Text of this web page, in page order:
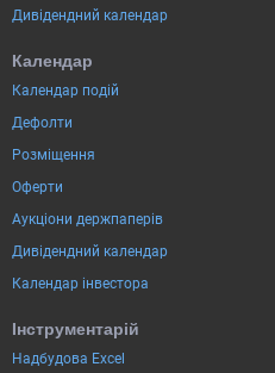
Дивідендний календар
Календар
Календар подій
Дефолти
Розміщення
Оферти
Аукціони держпаперів
Дивідендний календар
Календар інвестора
Інструментарій
Надбудова Excel